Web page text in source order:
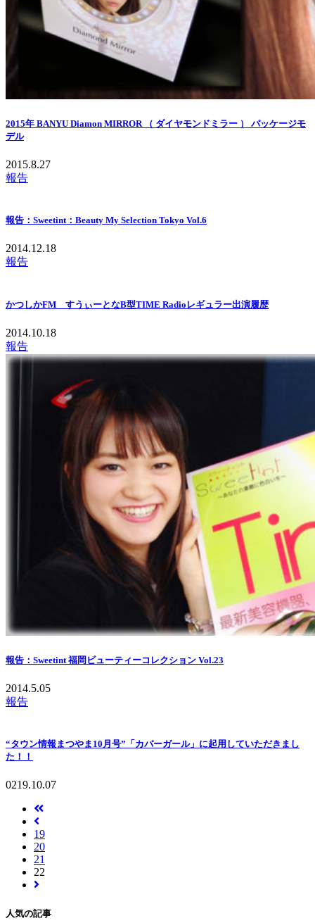
2015年 BANYU Diamon MIRROR （ ダイヤモンドミラー ） パッケージモ
デル
2015.8.27
報告
報告：Sweetint：Beauty My Selection Tokyo Vol.6
2014.12.18
報告
かつしかFM すうぃーとなB型TIME Radioレギュラー出演履歴
2014.10.18
報告
報告：Sweetint 福岡ビューティーコレクション Vol.23
2014.5.05
報告
“タウン情報まつやま10月号”「カバーガール」に起用していただきまし
た！！
0219.10.07
19
20
21
22
人気の記事